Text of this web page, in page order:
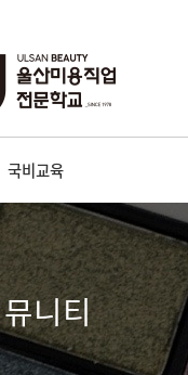
국비교육
니티